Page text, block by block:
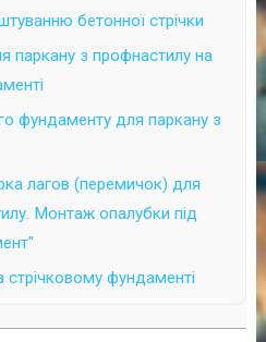
бетонної стрічки
паркану з профнастилу на
фундаменту для паркану з
лагов (перемичок) для
Монтаж опалубки під
фундаменті